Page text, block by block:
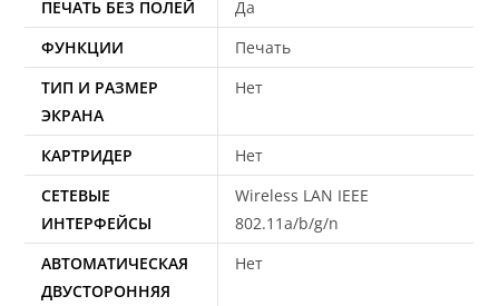
ПЕЧАТЬ БЕЗ ПОЛЕЙ
Да
ФУНКЦИИ
Печать
ТИП И РАЗМЕР
ЭКРАНА
Нет
КАРТРИДЕР
Нет
СЕТЕВЫЕ
ИНТЕРФЕЙСЫ
Wireless LAN IEEE
802.11a/b/g/n
АВТОМАТИЧЕСКАЯ
ДВУСТОРОННЯЯ
Нет